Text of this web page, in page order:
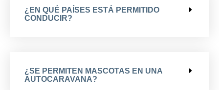
¿EN QUÉ PAÍSES ESTÁ PERMITIDO
CONDUCIR?
¿SE PERMITEN MASCOTAS EN UNA
AUTOCARAVANA?